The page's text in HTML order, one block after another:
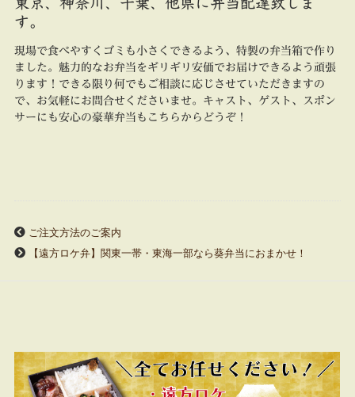
東京、神奈川、千葉、他県に弁当配達致しま
す。
現場で食べやすくゴミも小さくできるよう、特製の弁当箱で作り
ました。魅力的なお弁当をギリギリ安価でお届けできるよう頑張
ります！できる限り何でもご相談に応じさせていただきますの
で、お気軽にお問合せくださいませ。キャスト、ゲスト、スポン
サーにも安心の豪華弁当もこちらからどうぞ！
ご注文方法のご案内
【遠方ロケ弁】関東一帯・東海一部なら葵弁当におまかせ！